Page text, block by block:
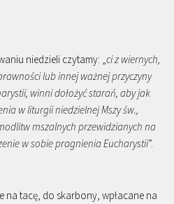
niedzieli czytamy: „ci z wiernych,
lub innej ważnej przyczyny
winni dołożyć starań, aby jak
w liturgii niedzielnej Mszy św.,
mszalnych przewidzianych na
w sobie pragnienia Eucharystii”.
na tacę, do skarbony, wpłacane na